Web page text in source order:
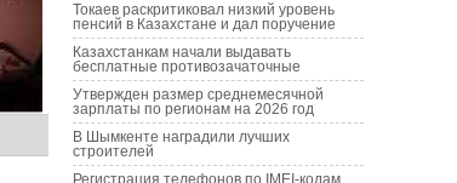
Токаев раскритиковал низкий уровень
пенсий в Казахстане и дал поручение
Казахстанкам начали выдавать
бесплатные противозачаточные
Утвержден размер среднемесячной
зарплаты по регионам на 2026 год
В Шымкенте наградили лучших
строителей
Регистрация телефонов по IMEI-кодам